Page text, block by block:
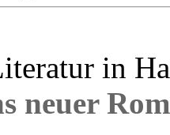
in
neuer